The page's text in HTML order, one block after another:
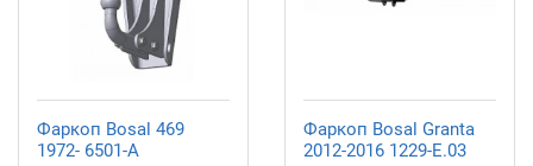
Фаркоп Bosal 469
1972- 6501-A
Фаркоп Bosal Granta
2012-2016 1229-E.03